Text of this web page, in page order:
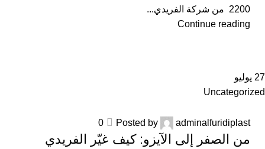
2200 من شركة الفريدي...
Continue reading
27 يوليو
Uncategorized
Posted by adminalfuridiplast
0
من الصفر إلى الآيزو: كيف غيّر الفريدي